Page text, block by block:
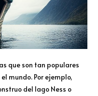
que son tan populares
mundo. Por ejemplo,
del lago Ness o